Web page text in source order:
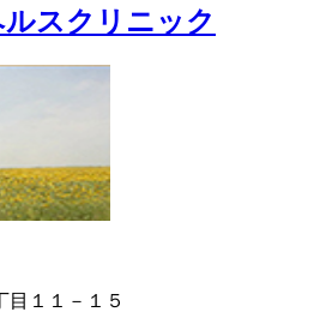
スクリニック
目１１－１５